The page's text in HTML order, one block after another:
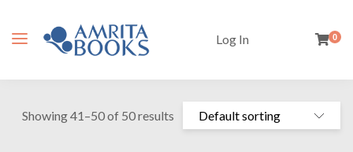
Log In 0
Showing 41–50 of 50 results